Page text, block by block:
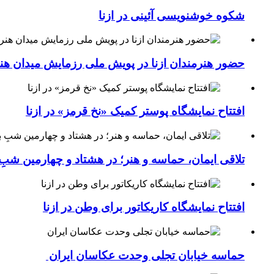
شکوه خوشنویسی آئینی در ازنا
حضور هنرمندان ازنا در پویش ملی رزمایش میدان
افتتاح نمایشگاه پوستر کمیک «نخ قرمز» در ازنا
تلاقی ایمان، حماسه و هنر؛ در هشتاد و چهارمین شبِ
افتتاح نمایشگاه کاریکاتور برای وطن در ازنا
حماسه خیابان تجلی وحدت عکاسان ایران